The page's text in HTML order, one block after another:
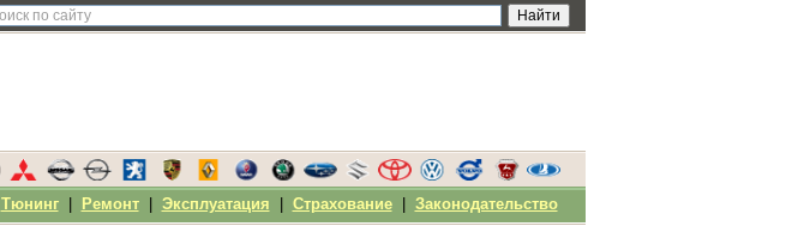
Тюнинг| Ремонт| Эксплуатация Страхование| Законодательство